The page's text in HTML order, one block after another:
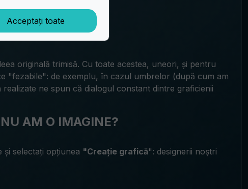
originală trimisă. Cu toate acestea, uneori, și pentru
"fezabile": de exemplu, în cazul umbrelor (după cum am
ne spun că dialogul constant dintre graficienii
AM O IMAGINE?
selectați opțiunea "Creație grafică": designerii noștri
Acceptați toate